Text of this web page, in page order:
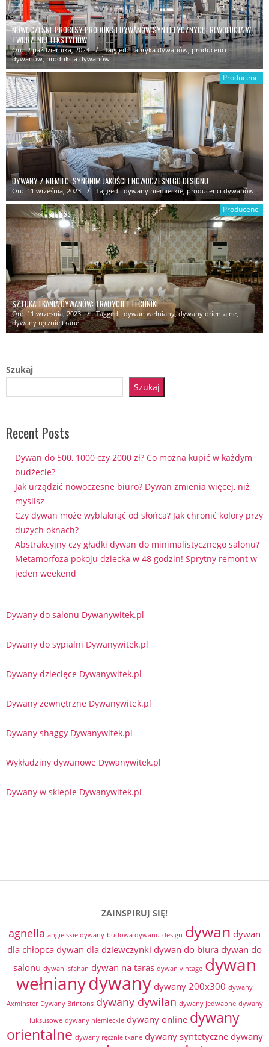
NOWOCZESNE PROCESY PRODUKCJI DYWANÓW SYNTETYCZNYCH: REWOLUCJA W
TWORZENIU TEKSTYLIÓW
On: 2 października, 2023 Tagged: fabryka dywanów, producenci
dywanów,produkcja dywanów
Producenci
DYWANY Z NIEMIEC: SYNONIM JAKOŚCI I NOWOCZESNEGO DESIGNU
On: 11 września, 2023 Tagged: dywany niemieckie, producenci dywanów
Producenci
SZTUKA TKANIA DYWANÓW: TRADYCJE I TECHNIKI
On: 11 września, 2023 Tagged: dywan wełniany,dywany orientalne,
dywany ręcznie tkane
Szukaj
Szukaj
Recent Posts
Dywan do 500, 1000 czy 2000 zł? Co można kupić w każdym
budżecie?
Jak urządzić nowoczesne biuro? Dywan zmienia więcej, niż
myślisz
Czy dywan może wyblaknąć od słońca? Jak chronić kolory przy
dużych oknach?
Abstrakcyjny czy gładki dywan do minimalistycznego salonu?
Metamorfoza pokoju dziecka w 48 godzin! Sprytny remont w
jeden weekend
Dywany do salonu Dywanywitek.pl
Dywany do sypialni Dywanywitek.pl
Dywany dziecięce Dywanywitek.pl
Dywany zewnętrzne Dywanywitek.pl
Dywany shaggy Dywanywitek.pl
Wykładziny dywanowe Dywanywitek.pl
Dywany w sklepie Dywanywitek.pl
ZAINSPIRUJ SIĘ!
agnella angielskie dywany budowa dywanu design dywan dywan
dla chłopca dywan dla dziewczynki dywan do biura dywan do
salonu dywan isfahan dywan na taras dywan vintage dywan
wełnianydywany dywany 200x300 dywany
Axminster Dywany Brintons dywany dywilan dywany jedwabne dywany
luksusowe dywany niemieckie dywany online dywany
orientalne dywany ręcznie tkane dywany syntetyczne dywany